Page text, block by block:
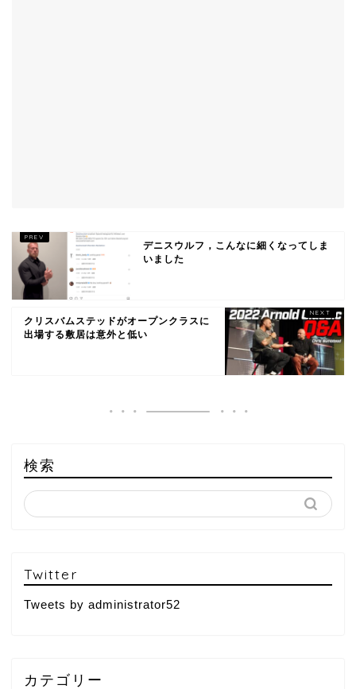
デニスウルフ，こんなに細くなってしま
いました
クリスバムステッドがオープンクラスに
出場する敷居は意外と低い
検索
Twitter
Tweets by administrator52
カテゴリー